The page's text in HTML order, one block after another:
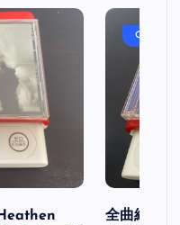
OASIS
全曲紹介